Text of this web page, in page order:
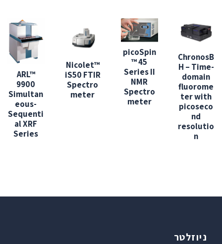
ChronosB
H – Time-
domain
fluorome
ter with
picoseco
nd
resolutio
n
picoSpin
™ 45
Series II
NMR
Spectro
meter
Nicolet™
iS50 FTIR
Spectro
meter
ARL™
9900
Simultan
eous-
Sequenti
al XRF
Series
ניוזלטר